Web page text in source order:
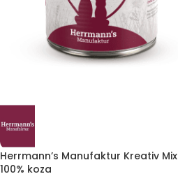
Herrmann’s Manufaktur Kreativ Mix
100% koza